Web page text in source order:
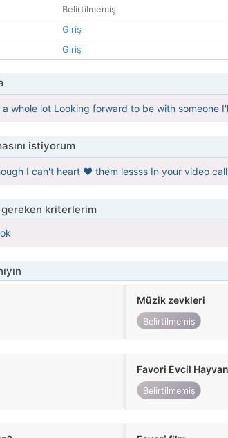
Belirtilmemiş
Giriş
Giriş
a whole lot Looking forward to be with someone
istiyorum
I can't heart ❤️ them lessss In your video
gereken kriterlerim
Müzik zevkleri
Belirtilmemiş
Favori Evcil
Belirtilmemiş